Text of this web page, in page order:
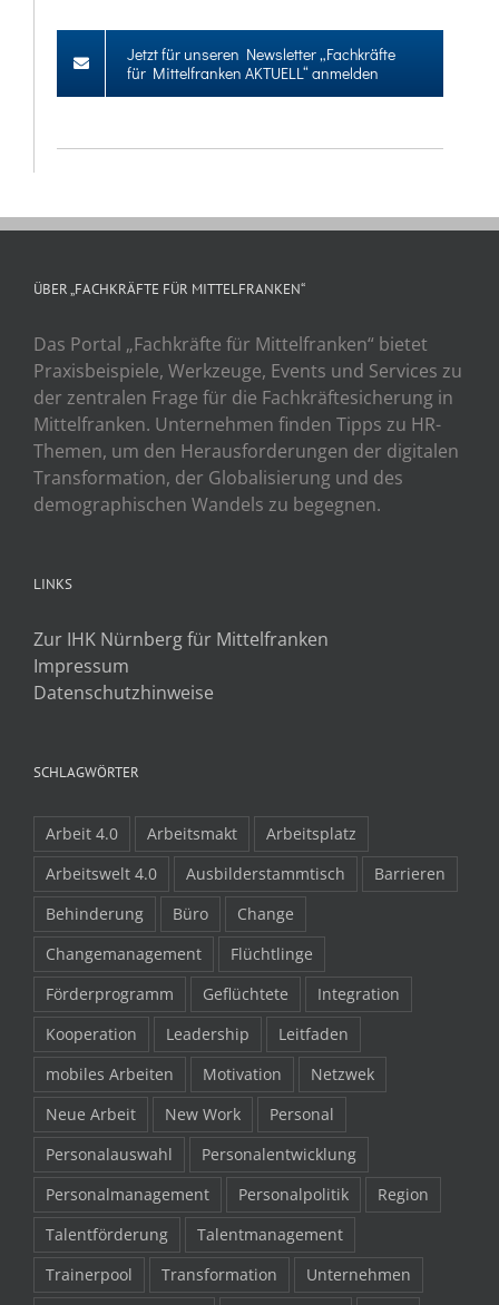
Jetzt für unseren Newsletter „Fachkräfte
für Mittelfranken AKTUELL“ anmelden
ÜBER „FACHKRÄFTE FÜR MITTELFRANKEN“
Das Portal „Fachkräfte für Mittelfranken“ bietet
Praxisbeispiele, Werkzeuge, Events und Services zu
der zentralen Frage für die Fachkräftesicherung in
Mittelfranken. Unternehmen finden Tipps zu HR-
Themen, um den Herausforderungen der digitalen
Transformation, der Globalisierung und des
demographischen Wandels zu begegnen.
LINKS
Zur IHK Nürnberg für Mittelfranken
Impressum
Datenschutzhinweise
SCHLAGWÖRTER
Arbeit 4.0 Arbeitsmakt
Arbeitsplatz
Arbeitswelt 4.0
Ausbilderstammtisch
Barrieren
Behinderung
Büro
Change
Changemanagement
Flüchtlinge
Förderprogramm
Geflüchtete
Integration
Kooperation
Leadership
Leitfaden
mobiles Arbeiten
Motivation
Netzwek
Neue Arbeit
New Work
Personal
Personalauswahl
Personalentwicklung
Personalmanagement
Personalpolitik
Region
Talentförderung
Talentmanagement
Trainerpool
Transformation
Unternehmen